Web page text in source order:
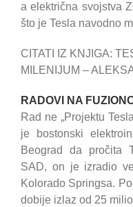
a električna svojstva
što je Tesla navodno
CITATI IZ KNJIGA:
MILENIJUM –
RADOVI NA
Rad ne „Projektu
je bostonski
Beograd da pročita
SAD, on je izradio
Kolorado Springsa.
dobije izlaz od 25